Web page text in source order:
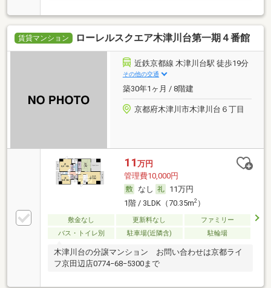
賃貸マンション ローレルスクエア木津川台第一期４番館
近鉄京都線 木津川台駅 徒歩19分
その他の交通
築30年1ヶ月 / 8階建
京都府木津川市木津川台６丁目
11 万円
管理費10,000円
なし
11万円
1階 / 3LDK（70.35m2）
敷金なし 更新料なし
ファミリー
バス・トイレ別
駐車場(近隣含) 駐輪場
木津川台の分譲マンション お問い合わせは京都ライ
フ京田辺店0774−68−5300まで